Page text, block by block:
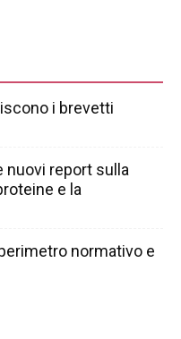
i brevetti
nuovi report sulla
e la
normativo e